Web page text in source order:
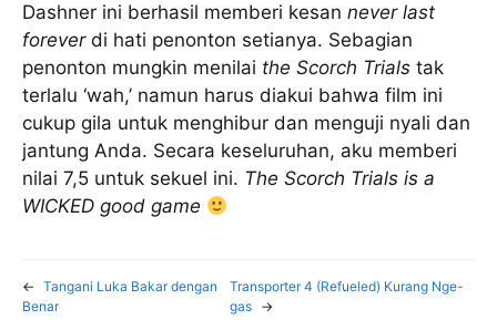
Dashner ini berhasil memberi kesan never last
foreverdi hati penonton setianya. Sebagian
penonton mungkin menilai the Scorch Trials tak
terlalu ‘wah,’ namun harus diakui bahwa film ini
cukup gila untuk menghibur dan menguji nyali dan
jantung Anda. Secara keseluruhan, aku memberi
nilai 7,5 untuk sekuel ini. The Scorch Trials is a
WICKED good game
← Tangani Luka Bakar dengan
Benar
Transporter 4 (Refueled) Kurang Nge-
gas →